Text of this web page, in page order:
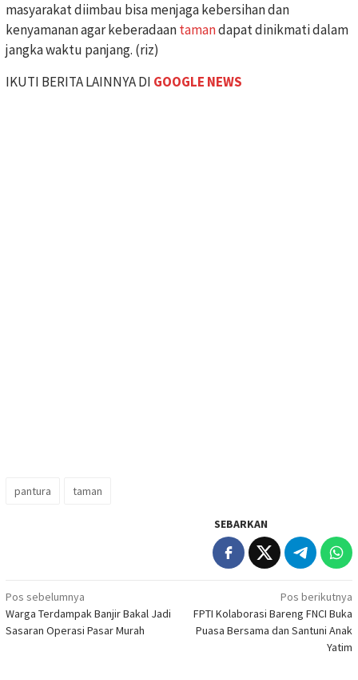
masyarakat diimbau bisa menjaga kebersihan dan
kenyamanan agar keberadaantamandapat dinikmati dalam
jangka waktu panjang. (riz)
IKUTI BERITA LAINNYA DI GOOGLE NEWS
pantura taman
SEBARKAN
Navigasi
pos
Pos sebelumnya
Warga Terdampak Banjir Bakal Jadi
Sasaran Operasi Pasar Murah
Pos berikutnya
FPTI Kolaborasi Bareng FNCI Buka
Puasa Bersama dan Santuni Anak
Yatim